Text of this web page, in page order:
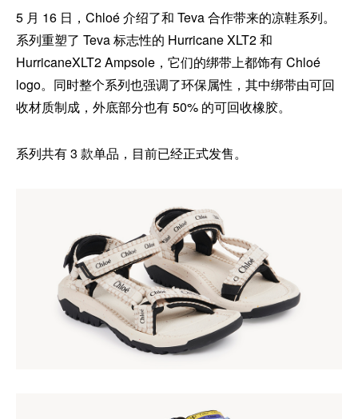
5 月 16 日，Chloé 介绍了和 Teva 合作带来的凉鞋系列。
系列重塑了 Teva 标志性的 Hurricane XLT2 和
HurricaneXLT2 Ampsole，它们的绑带上都饰有 Chloé
logo。同时整个系列也强调了环保属性，其中绑带由可回
收材质制成，外底部分也有 50% 的可回收橡胶。
系列共有 3 款单品，目前已经正式发售。